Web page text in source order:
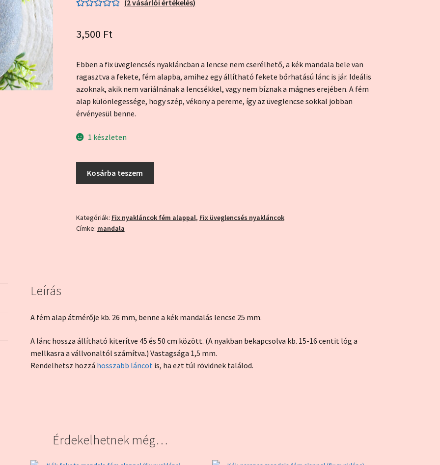
értékelés
(2vásárlói értékelés)
3,500 Ft
Ebben a fix üveglencsés nyakláncban a lencse nem cserélhető, a kék mandala bele van
ragasztva a fekete, fém alapba, amihez egy állítható fekete bőrhatású lánc is jár. Ideális
azoknak, akik nem variálnának a lencsékkel, vagy nem bíznak a mágnes erejében. A fém
alap különlegessége, hogy szép, vékony a pereme, így az üveglencse sokkal jobban
érvényesül benne.
1 készleten
(fix
nyaklánc)
Kosárba teszem
Kategóriák: Fix nyakláncok fém alappal, Fix üveglencsés nyakláncok
Címke: mandala
Leírás
A fém alap átmérője kb. 26 mm, benne a kék mandalás lencse 25 mm.
A lánc hossza állítható kiterítve 45 és 50 cm között. (A nyakban bekapcsolva kb. 15-16 centit lóg a
mellkasra a vállvonaltól számítva.) Vastagsága 1,5 mm.
Rendelhetsz hozzá hosszabb láncot is, ha ezt túl rövidnek találod.
Érdekelhetnek még…